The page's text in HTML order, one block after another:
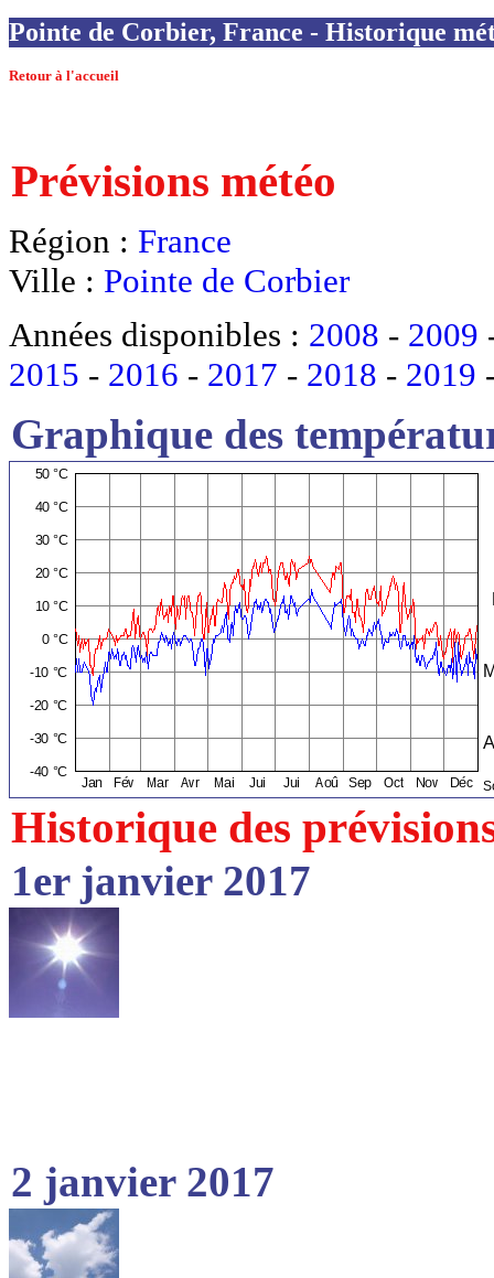
Pointe de Corbier, France - Historique
Retour à l'accueil
Prévisions météo
Région : France
Ville : Pointe de Corbier
Années disponibles : 2008 - 2009
2015 - 2016 - 2017 - 2018 - 2019
Graphique des
Historique des
1er janvier 2017
2 janvier 2017